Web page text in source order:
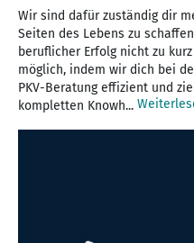
Wir sind dafür zuständig dir
Seiten des Lebens zu
beruflicher Erfolg nicht zu
möglich, indem wir dich bei
PKV-Beratung effizient und
kompletten Knowh...